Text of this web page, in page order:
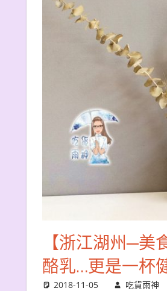
【浙江湖州─
酪乳…更是一杯
2018-11-05 吃貨雨神